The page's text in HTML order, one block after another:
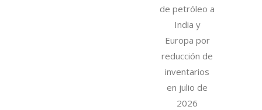
de petróleo a
India y
Europa por
reducción de
inventarios
en julio de
2026